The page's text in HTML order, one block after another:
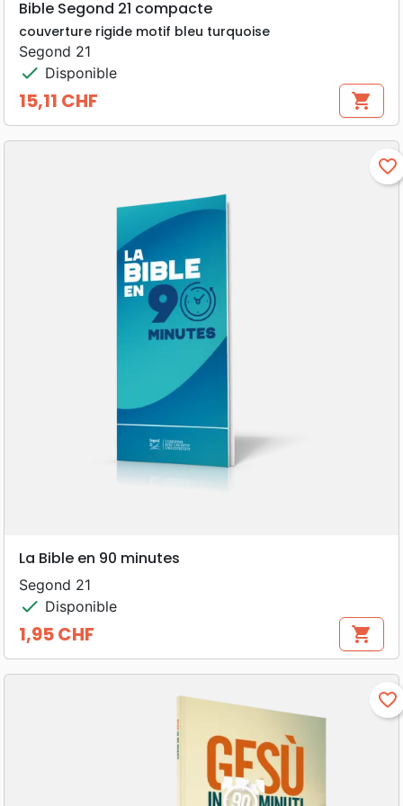
Bible Segond 21 compacte
couverture rigide motif bleu turquoise
Segond 21
check Disponible
Prix
15,11 CHF shopping_cart
favorite_border
La Bible en 90 minutes
Segond 21
check Disponible
Prix
1,95 CHF shopping_cart
favorite_border